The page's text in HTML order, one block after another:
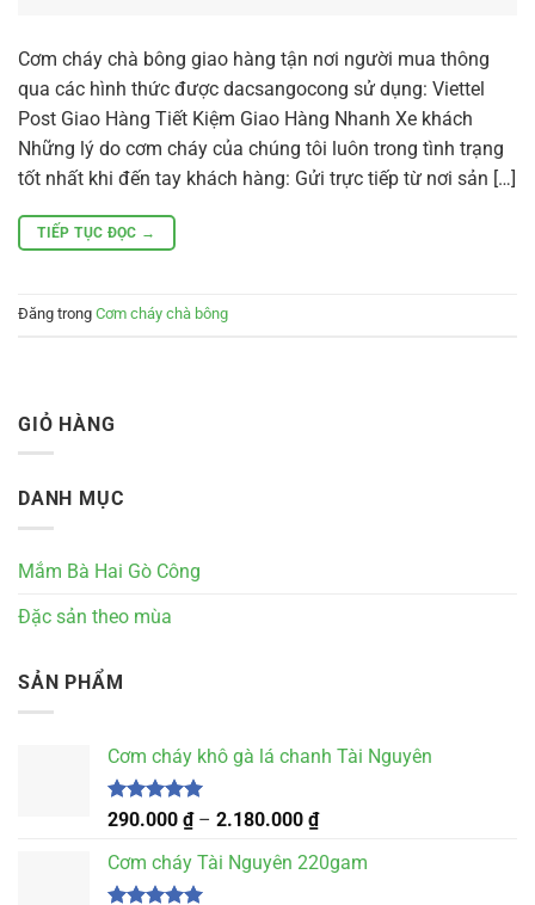
Cơm cháy chà bông giao hàng tận nơi người mua thông
qua các hình thức được dacsangocong sử dụng: Viettel
Post Giao Hàng Tiết Kiệm Giao Hàng Nhanh Xe khách
Những lý do cơm cháy của chúng tôi luôn trong tình trạng
tốt nhất khi đến tay khách hàng: Gửi trực tiếp từ nơi sản […]
TIẾP TỤC ĐỌC →
Đăng trong Cơm cháy chà bông
GIỎ HÀNG
DANH MỤC
Mắm Bà Hai Gò Công
Đặc sản theo mùa
SẢN PHẨM
Cơm cháy khô gà lá chanh Tài Nguyên
Được xếp
5.00
5 sao
290.000 ₫ – 2.180.000 ₫Khoảng
từ
Cơm cháy Tài Nguyên 220gam